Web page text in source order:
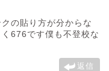
の貼り方が分からな
676です僕も不登校な
返信